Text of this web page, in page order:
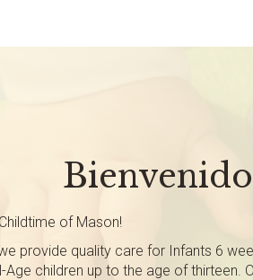
of Mason!
provide quality care for Infants 6
children up to the age of thirteen.